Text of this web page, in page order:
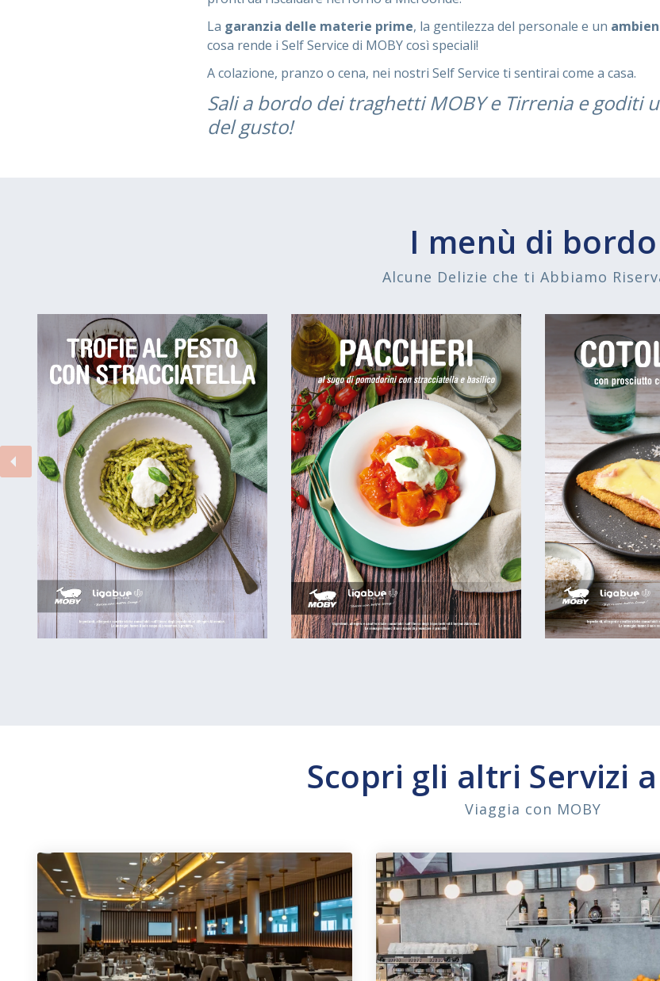
La garanzia delle materie prime, la gentilezza del personale e un
cosa rende i Self Service di MOBY così speciali!
A colazione, pranzo o cena, nei nostri Self Service ti sentirai come a casa.
Sali a bordo dei traghetti MOBY e Tirrenia e goditi
del gusto!
I menù di bordo
Alcune Delizie che ti Abbiamo
Scopri gli altri Servizi
Viaggia con MOBY